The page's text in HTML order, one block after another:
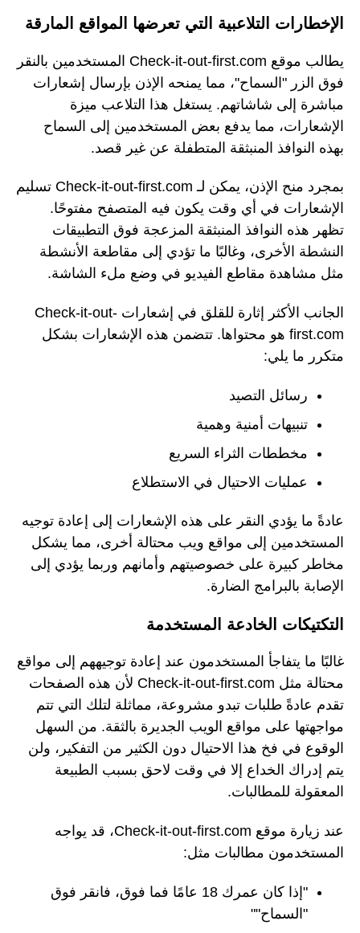
الإخطارات التلاعبية التي تعرضها المواقع المارقة
يطالب موقع Check-it-out-first.com المستخدمين بالنقر
فوق الزر "السماح"، مما يمنحه الإذن بإرسال إشعارات
مباشرة إلى شاشاتهم. يستغل هذا التلاعب ميزة
الإشعارات، مما يدفع بعض المستخدمين إلى السماح
بهذه النوافذ المنبثقة المتطفلة عن غير قصد.
بمجرد منح الإذن، يمكن لـ Check-it-out-first.com تسليم
الإشعارات في أي وقت يكون فيه المتصفح مفتوحًا.
تظهر هذه النوافذ المنبثقة المزعجة فوق التطبيقات
النشطة الأخرى، وغالبًا ما تؤدي إلى مقاطعة الأنشطة
مثل مشاهدة مقاطع الفيديو في وضع ملء الشاشة.
الجانب الأكثر إثارة للقلق في إشعارات Check-it-out-
first.com هو محتواها. تتضمن هذه الإشعارات بشكل
متكرر ما يلي:
رسائل التصيد
تنبيهات أمنية وهمية
مخططات الثراء السريع
عمليات الاحتيال في الاستطلاع
عادةً ما يؤدي النقر على هذه الإشعارات إلى إعادة توجيه
المستخدمين إلى مواقع ويب محتالة أخرى، مما يشكل
مخاطر كبيرة على خصوصيتهم وأمانهم وربما يؤدي إلى
الإصابة بالبرامج الضارة.
التكتيكات الخادعة المستخدمة
غالبًا ما يتفاجأ المستخدمون عند إعادة توجيههم إلى مواقع
محتالة مثل Check-it-out-first.com لأن هذه الصفحات
تقدم عادةً طلبات تبدو مشروعة، مماثلة لتلك التي تتم
مواجهتها على مواقع الويب الجديرة بالثقة. من السهل
الوقوع في فخ هذا الاحتيال دون الكثير من التفكير، ولن
يتم إدراك الخداع إلا في وقت لاحق بسبب الطبيعة
المعقولة للمطالبات.
عند زيارة موقع Check-it-out-first.com، قد يواجه
المستخدمون مطالبات مثل:
"إذا كان عمرك 18 عامًا فما فوق، فانقر فوق
"السماح""